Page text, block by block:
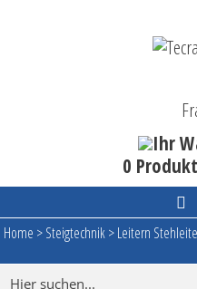
Ihr
0
Home >Steigtechnik>Leitern